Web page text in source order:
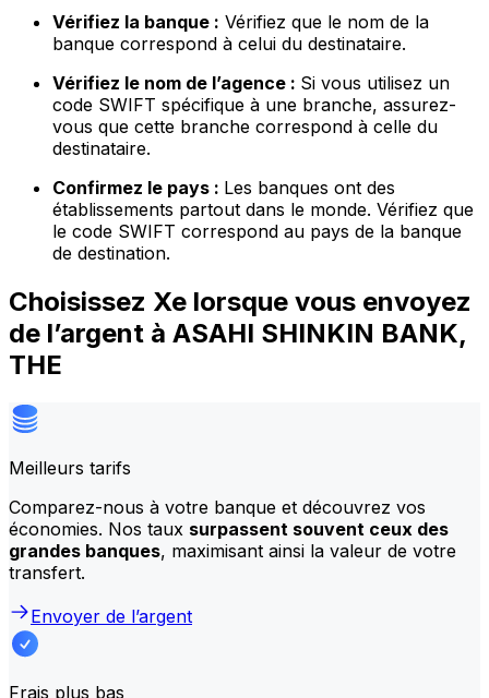
Vérifiez la banque : Vérifiez que le nom de la
banque correspond à celui du destinataire.
Vérifiez le nom de l’agence : Si vous utilisez un
code SWIFT spécifique à une branche, assurez-
vous que cette branche correspond à celle du
destinataire.
Confirmez le pays : Les banques ont des
établissements partout dans le monde. Vérifiez que
le code SWIFT correspond au pays de la banque
de destination.
Choisissez Xe lorsque vous envoyez
de l’argent à ASAHI SHINKIN BANK,
THE
Meilleurs tarifs
Comparez-nous à votre banque et découvrez vos
économies. Nos taux surpassent souvent ceux des
grandes banques, maximisant ainsi la valeur de votre
transfert.
Envoyer de l’argent
Frais plus bas